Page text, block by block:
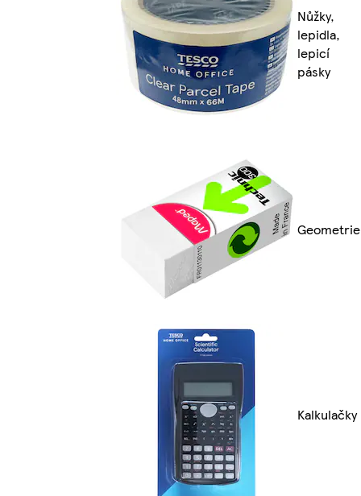
Nůžky,
lepidla,
lepicí
pásky
Geometrie
Kalkulačky